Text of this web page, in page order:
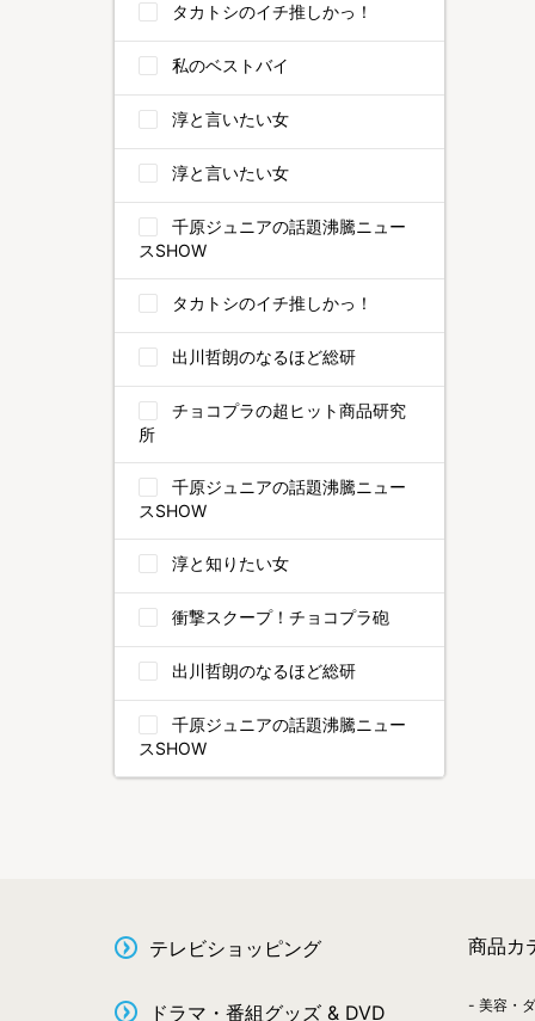
タカトシのイチ推しかっ！
私のベストバイ
淳と言いたい女
淳と言いたい女
千原ジュニアの話題沸騰ニュー
スSHOW
タカトシのイチ推しかっ！
出川哲朗のなるほど総研
チョコプラの超ヒット商品研究
所
千原ジュニアの話題沸騰ニュー
スSHOW
淳と知りたい女
衝撃スクープ！チョコプラ砲
出川哲朗のなるほど総研
千原ジュニアの話題沸騰ニュー
スSHOW
テレビショッピング
ドラマ・番組グッズ & DVD
商品カ
美容・